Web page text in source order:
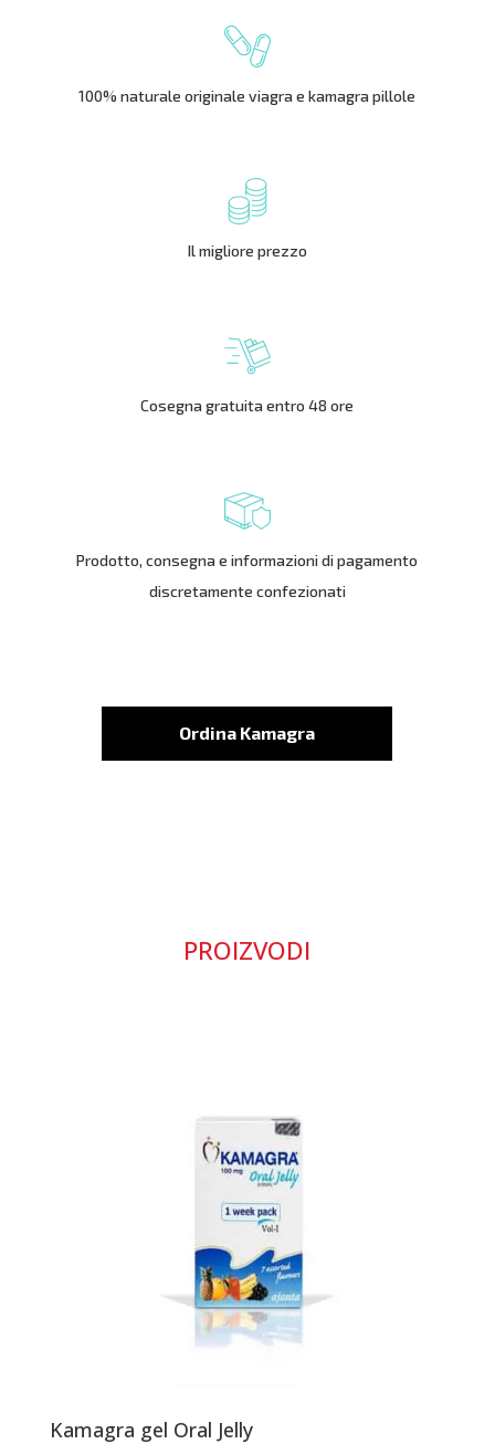
100% naturale originale viagra e kamagra pillole
Il migliore prezzo
Cosegna gratuita entro 48 ore
Prodotto, consegna e informazioni di pagamento
discretamente confezionati
Ordina Kamagra
PROIZVODI
Kamagra gel Oral Jelly